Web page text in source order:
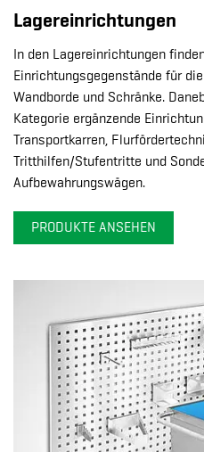
Lagereinrichtungen
In den Lagereinrichtungen
Einrichtungsgegenstände für
Wandborde und Schränke.
Kategorie ergänzende
Transportkarren,
Tritthilfen/Stufentritte und
Aufbewahrungswägen.
PRODUKTE ANSEHEN